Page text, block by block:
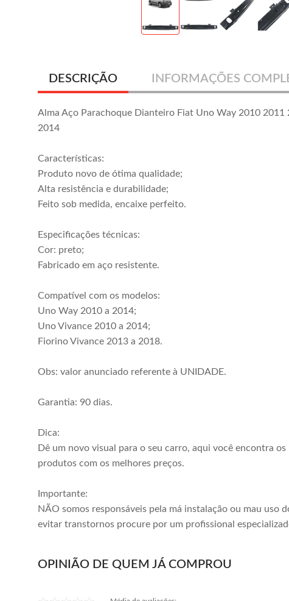
DESCRIÇÃO INFORMAÇÕES
Alma Aço Parachoque Dianteiro Fiat Uno Way 2010 2011
2014
Características:
Produto novo de ótima qualidade;
Alta resistência e durabilidade;
Feito sob medida, encaixe perfeito.
Especificações técnicas:
Cor: preto;
Fabricado em aço resistente.
Compatível com os modelos:
Uno Way 2010 a 2014;
Uno Vivance 2010 a 2014;
Fiorino Vivance 2013 a 2018.
Obs: valor anunciado referente à UNIDADE.
Garantia: 90 dias.
Dica:
Dê um novo visual para o seu carro, aqui você encontra os
produtos com os melhores preços.
Importante:
NÃO somos responsáveis pela má instalação ou mau uso
evitar transtornos procure por um profissional
OPINIÃO DE QUEM JÁ COMPROU